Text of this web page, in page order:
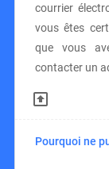
courrier
vous êtes
que vous
contacter un
Pourquoi ne